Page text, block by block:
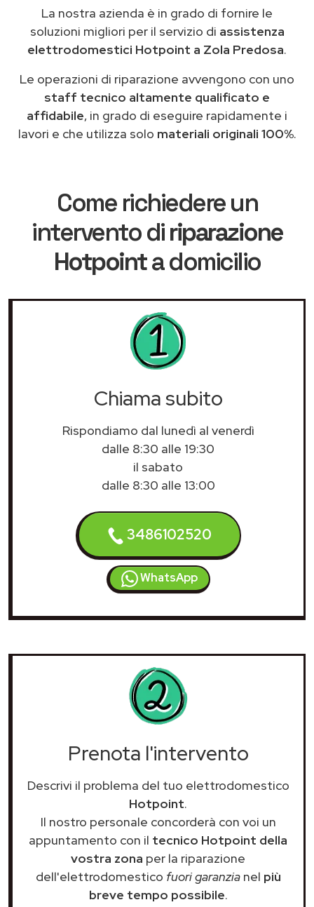
La nostra azienda è in grado di fornire le
soluzioni migliori per il servizio di assistenza
elettrodomestici Hotpoint a Zola Predosa.
Le operazioni di riparazione avvengono con uno
staff tecnico altamente qualificato e
affidabile, in grado di eseguire rapidamente i
lavori e che utilizza solo materiali originali 100%.
Come richiedere un
intervento diriparazione
Hotpointa domicilio
Chiama subito
Rispondiamo dal lunedì al venerdì
dalle 8:30 alle 19:30
il sabato
dalle 8:30 alle 13:00
3486102520
WhatsApp
Prenota l'intervento
Descrivi il problema del tuo elettrodomestico
Hotpoint.
Il nostro personale concorderà con voi un
appuntamento con il tecnico Hotpoint della
vostra zona per la riparazione
dell'elettrodomestico fuori garanzianel più
breve tempo possibile.